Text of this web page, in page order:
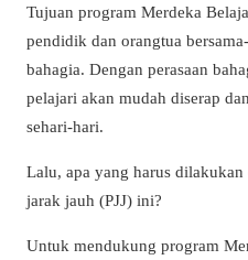
Tujuan program Merdeka
pendidik dan orangtua
bahagia. Dengan perasaan
pelajari akan mudah diserap
sehari-hari.
Lalu, apa yang harus dilakukan
jarak jauh (PJJ) ini?
Untuk mendukung program